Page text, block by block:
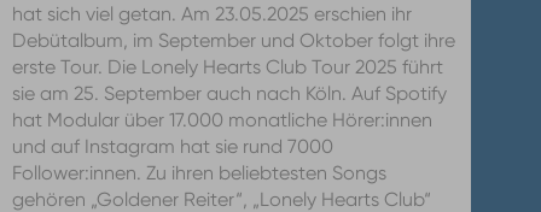
hat sich viel getan. Am 23.05.2025 erschien ihr
Debütalbum, im September und Oktober folgt ihre
erste Tour. Die Lonely Hearts Club Tour 2025 führt
sie am 25. September auch nach Köln. Auf Spotify
hat Modular über 17.000 monatliche Hörer:innen
und auf Instagram hat sie rund 7000
Follower:innen. Zu ihren beliebtesten Songs
gehören „Goldener Reiter“, „Lonely Hearts Club“